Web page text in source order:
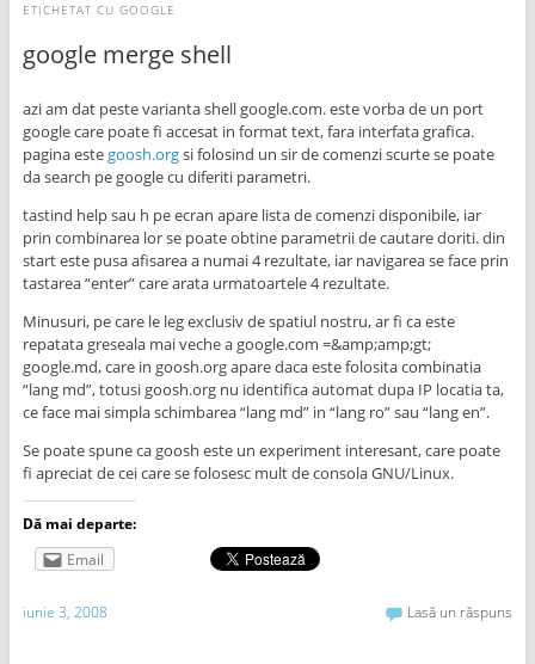
ETICHETAT CU GOOGLE
google merge shell
azi am dat peste varianta shell google.com. este vorba de un port
google care poate fi accesat in format text, fara interfata grafica.
pagina estegoosh.orgsi folosind un sir de comenzi scurte se poate
da search pe google cu diferiti parametri.
tastind help sau h pe ecran apare lista de comenzi disponibile, iar
prin combinarea lor se poate obtine parametrii de cautare doriti. din
start este pusa afisarea a numai 4 rezultate, iar navigarea se face prin
tastarea “enter” care arata urmatoartele 4 rezultate.
Minusuri, pe care le leg exclusiv de spatiul nostru, ar fi ca este
repatata greseala mai veche a google.com =&amp;amp;gt;
google.md, care in goosh.org apare daca este folosita combinatia
“lang md”, totusi goosh.org nu identifica automat dupa IP locatia ta,
ce face mai simpla schimbarea “lang md” in “lang ro” sau “lang en”.
Se poate spune ca goosh este un experiment interesant, care poate
fi apreciat de cei care se folosesc mult de consola GNU/Linux.
Dă mai departe:
Email
iunie 3, 2008 Lasă un răspuns